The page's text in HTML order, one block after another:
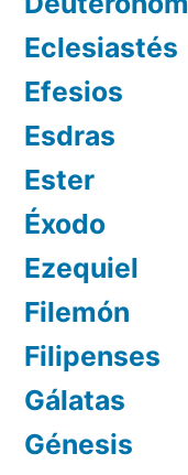
Eclesiastés
Efesios
Esdras
Ester
Éxodo
Ezequiel
Filemón
Filipenses
Gálatas
Génesis